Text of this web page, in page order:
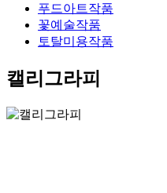
푸드아트작품
꽃예술작품
토탈미용작품
캘리그라피